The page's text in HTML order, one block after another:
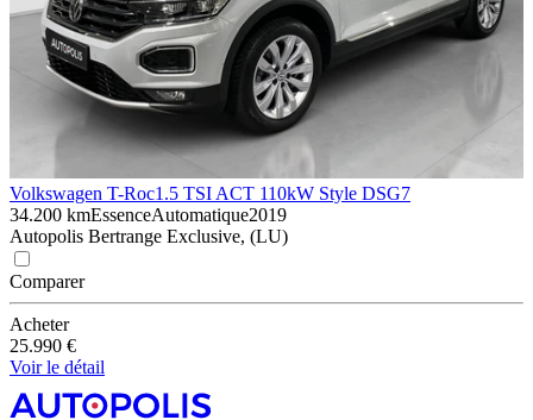
Volkswagen T-Roc1.5 TSI ACT 110kW Style DSG7
34.200 kmEssenceAutomatique2019
Autopolis Bertrange Exclusive, (LU)
Comparer
Acheter
25.990 €
Voir le détail